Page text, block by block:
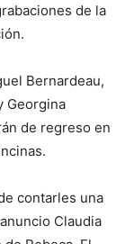
de la
Bernardeau,
Georgina
de regreso en
contarles una
Claudia